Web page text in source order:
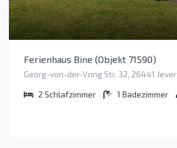
Ferienhaus Bine (Objekt 71590)
Georg-von-der-Vring Str. 32, 26441 Jever
2 Schlafzimmer 1 Badezimmer